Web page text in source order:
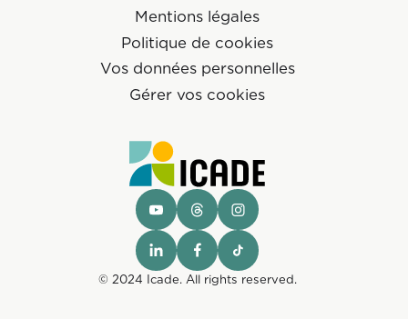
© 2024 Icade. All rights reserved.
Mentions légales
Politique de cookies
Vos données personnelles
Gérer vos cookies